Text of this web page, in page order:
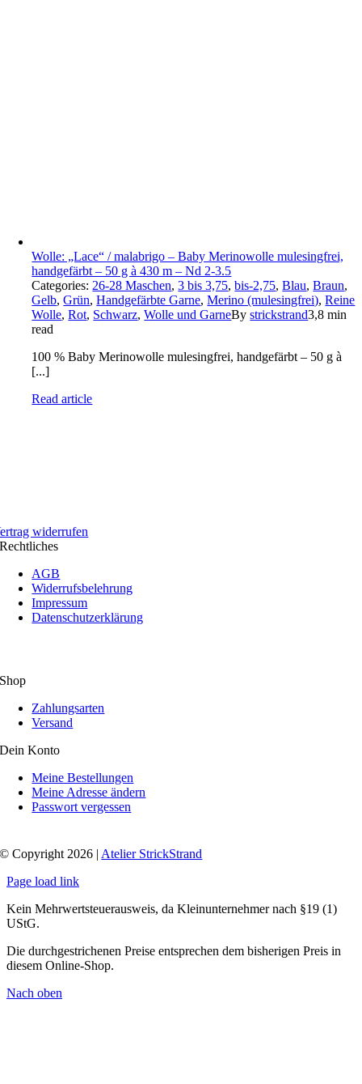
Wolle: „Lace“ / malabrigo – Baby Merinowolle mulesingfrei,
handgefärbt – 50 g à 430 m – Nd 2-3.5
Categories: 26-28 Maschen,3 bis 3,75,bis-2,75,Blau,Braun,
Gelb,Grün,Handgefärbte Garne,Merino (mulesingfrei),Reine
Wolle,Rot, Schwarz,Wolle und GarneBystrickstrand3,8 min
read
100 % Baby Merinowolle mulesingfrei, handgefärbt – 50 g à
[...]
Read article
widerrufen
Rechtliches
AGB
Widerrufsbelehrung
Impressum
Datenschutzerklärung
Shop
Zahlungsarten
Versand
Dein Konto
Meine Bestellungen
Meine Adresse ändern
Passwort vergessen
© Copyright 2026 | Atelier StrickStrand
Page load link
Kein Mehrwertsteuerausweis, da Kleinunternehmer nach §19 (1)
UStG.
Die durchgestrichenen Preise entsprechen dem bisherigen Preis in
diesem Online-Shop.
Nach oben